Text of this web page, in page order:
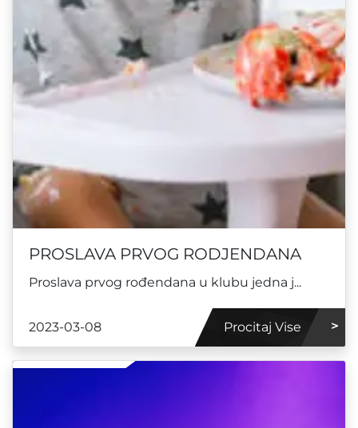
PROSLAVA PRVOG RODJENDANA
Proslava prvog rođendana u klubu jedna j...
2023-03-08 Procitaj Vise